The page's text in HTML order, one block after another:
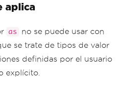
aplica
as
no se puede usar con
se trate de tipos de valor
definidas por el usuario
explícito.